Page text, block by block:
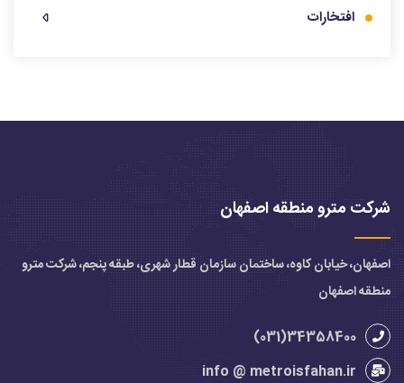
افتخارات
شرکت مترو منطقه اصفهان
اصفهان، خیابان کاوه، ساختمان سازمان قطار شهری، طبقه پنجم، شرکت مترو
منطقه اصفهان
34358400(031)
info @ metroisfahan.ir